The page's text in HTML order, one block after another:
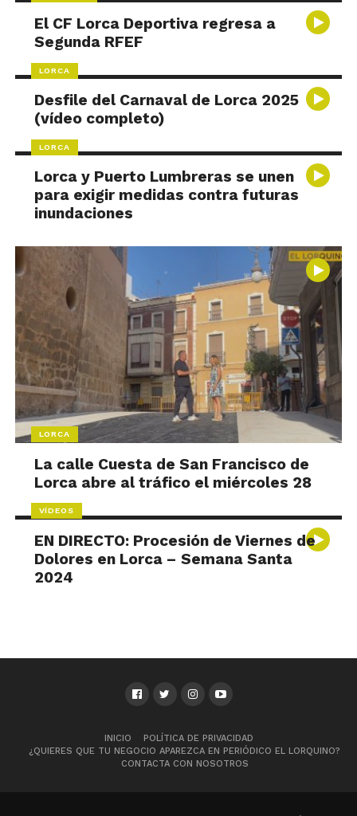
El CF Lorca Deportiva regresa a
Segunda RFEF
LORCA
Desfile del Carnaval de Lorca 2025
(vídeo completo)
LORCA
Lorca y Puerto Lumbreras se unen
para exigir medidas contra futuras
inundaciones
LORCA
La calle Cuesta de San Francisco de
Lorca abre al tráfico el miércoles 28
VÍDEOS
EN DIRECTO: Procesión de Viernes de
Dolores en Lorca – Semana Santa
2024
INICIO
POLÍTICA DE PRIVACIDAD
¿QUIERES QUE TU NEGOCIO APAREZCA EN PERIÓDICO EL LORQUINO?
CONTACTA CON NOSOTROS